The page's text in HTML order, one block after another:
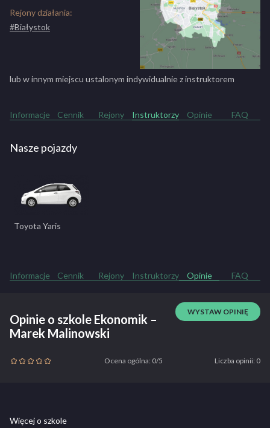
Rejony działania:
#Białystok
lub w innym miejscu ustalonym indywidualnie z instruktorem
Informacje Cennik Rejony Instruktorzy Opinie FAQ
Nasze pojazdy
Toyota Yaris
Informacje Cennik Rejony Instruktorzy Opinie FAQ
Opinie o szkole Ekonomik –
Marek Malinowski
WYSTAW OPINIĘ
Ocena ogólna: 0/5 Liczba opinii: 0
Więcej o szkole